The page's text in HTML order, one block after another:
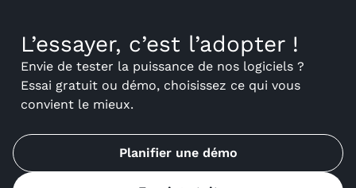
L’essayer, c’est l’adopter !
Envie de tester la puissance de nos logiciels ?
Essai gratuit ou démo, choisissez ce qui vous
convient le mieux.
Planifier une démo